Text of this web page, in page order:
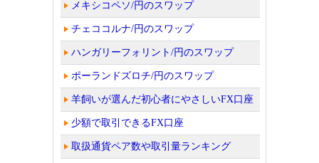
メキシコペソ/円のスワップ
チェココルナ/円のスワップ
ハンガリーフォリント/円のスワップ
ポーランドズロチ/円のスワップ
羊飼いが選んだ初心者にやさしいFX口座
少額で取引できるFX口座
取扱通貨ペア数や取引量ランキング